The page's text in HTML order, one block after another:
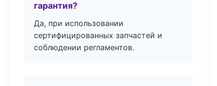
гарантия?
Да, при использовании
сертифицированных запчастей и
соблюдении регламентов.